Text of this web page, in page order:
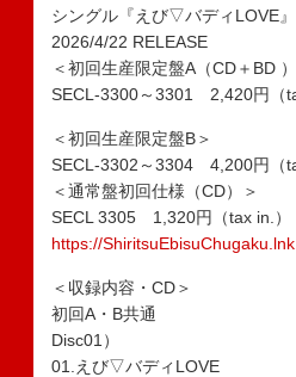
シングル『えび▽バディLOVE』
2026/4/22 RELEASE
＜初回生産限定盤A（CD＋BD
SECL-3300～3301 2,420円（
＜初回生産限定盤B＞
SECL-3302～3304 4,200円（
＜通常盤初回仕様（CD）＞
SECL 3305 1,320円（tax in.）
https://
＜収録内容・CD＞
初回A・B共通
Disc01）
01.えび▽バディLOVE